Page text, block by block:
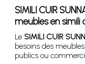
SIMILI CUIR
meubles en simili
Le SIMILI CUIR
besoins des
publics ou